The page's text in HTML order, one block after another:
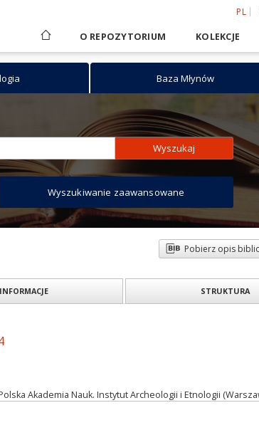
PL
O REPOZYTORIUM KOLEKCJE
Baza Młynów
Wyszukaj
Wyszukiwanie zaawansowane
Pobierz opis
INFORMACJE STRUKTURA
Akademia Nauk. Instytut Archeologii i Etnologii